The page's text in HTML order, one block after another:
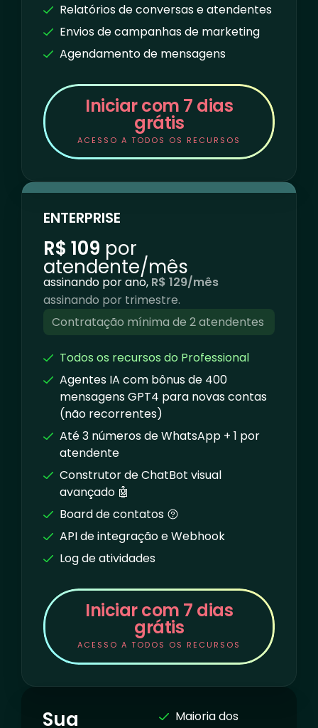
Relatórios de conversas e atendentes
Envios de campanhas de marketing
Agendamento de mensagens
Iniciar com 7 dias
grátis
ACESSO A TODOS OS RECURSOS
ENTERPRISE
R$ 109 por
atendente/mês
assinando por ano, R$ 129/mês
assinando por trimestre.
Contratação mínima de 2 atendentes
Todos os recursos do Professional
Agentes IA com bônus de 400
mensagens GPT4 para novas contas
(não recorrentes)
Até 3 números de WhatsApp + 1 por
atendente
Construtor de ChatBot visual
avançado 🤖
Board de contatos
API de integração e Webhook
Log de atividades
Iniciar com 7 dias
grátis
ACESSO A TODOS OS RECURSOS
Sua
Maioria dos